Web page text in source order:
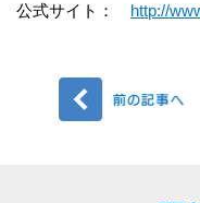
公式サイト： http://